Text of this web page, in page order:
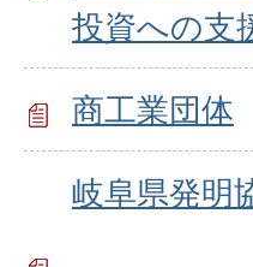
投資への支
商工業団体
岐阜県発明